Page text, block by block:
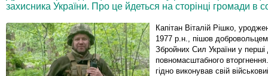
захисника України. Про це йдеться на сторінці громади в
Капітан Віталій Рішко,
1977 р.н., пішов
Збройних Сил України у перші
повномасштабного вторгнення.
гідно виконував свій